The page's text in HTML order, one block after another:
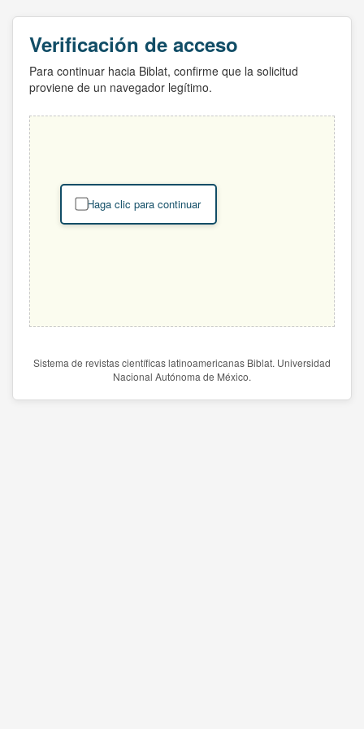
Verificación de acceso
Para continuar hacia Biblat, confirme que la solicitud
proviene de un navegador legítimo.
Haga clic para continuar
Sistema de revistas científicas latinoamericanas Biblat. Universidad
Nacional Autónoma de México.